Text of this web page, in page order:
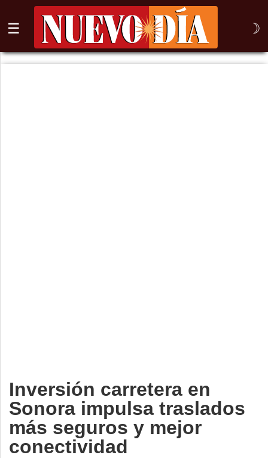
☰ ☽
⌕
Inversión carretera en
Sonora impulsa traslados
más seguros y mejor
conectividad